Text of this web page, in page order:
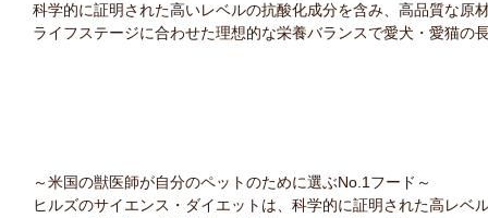
科学的に証明された高いレベルの抗酸化成分を含み、高品質な原
ライフステージに合わせた理想的な栄養バランスで愛犬・愛猫の
～米国の獣医師が自分のペットのために選ぶNo.1フード～
ヒルズのサイエンス・ダイエットは、科学的に証明された高レ